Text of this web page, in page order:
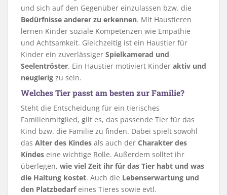
und sich auf den Gegenüber einzulassen bzw. die
Bedürfnisse anderer zu erkennen. Mit Haustieren
lernen Kinder soziale Kompetenzen wie Empathie
und Achtsamkeit. Gleichzeitig ist ein Haustier für
Kinder ein zuverlässiger Spielkamerad und
Seelentröster. Ein Haustier motiviert Kinder aktiv und
neugierig zu sein.
Welches Tier passt am besten zur Familie?
Steht die Entscheidung für ein tierisches
Familienmitglied, gilt es, das passende Tier für das
Kind bzw. die Familie zu finden. Dabei spielt sowohl
das Alter des Kindes als auch der Charakter des
Kindes eine wichtige Rolle. Außerdem solltet ihr
überlegen, wie viel Zeit ihr für das Tier habt und was
die Haltung kostet. Auch die Lebenserwartung und
den Platzbedarfeines Tieres sowie evtl.